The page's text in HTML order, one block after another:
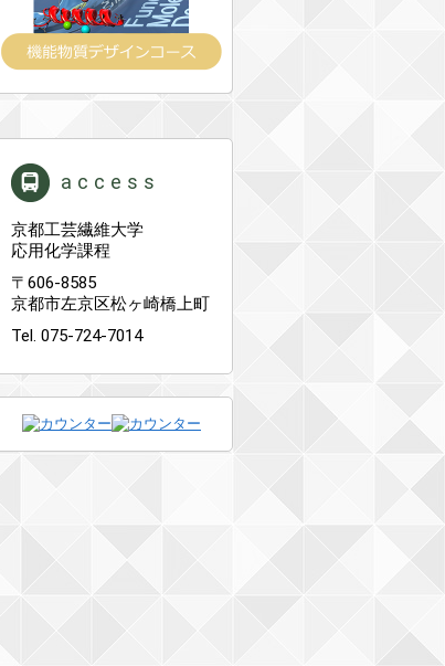
access
京都工芸繊維大学
応用化学課程
〒606-8585
京都市左京区松ヶ崎橋上町
Tel. 075-724-7014